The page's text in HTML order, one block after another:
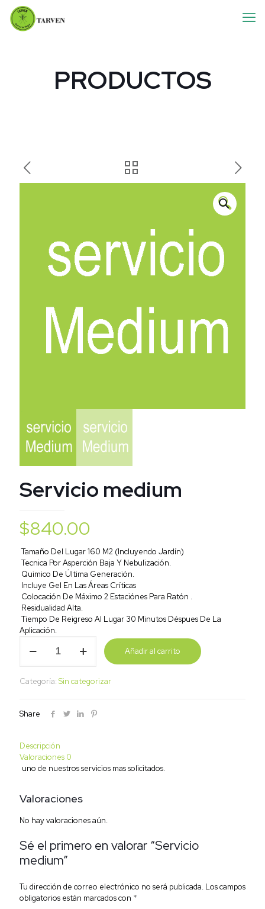
PRODUCTOS
🔍
Servicio medium
$840.00
Tamaño Del Lugar 160 M2 (Incluyendo Jardín)
Tecnica Por Asperción Baja Y Nebulización.
Quimico De Última Generación.
Incluye Gel En Las Áreas Críticas
Colocación De Máximo 2 Estaciónes Para Ratón .
Residualidad Alta.
Tiempo De Reigreso Al Lugar 30 Minutos Déspues De La
Aplicación.
medium
Añadir al carrito
Categoría: Sin categorizar
Share
Descripción
Valoraciones 0
uno de nuestros servicios mas solicitados.
Valoraciones
No hay valoraciones aún.
Sé el primero en valorar “Servicio
medium”
Tu dirección de correo electrónico no será publicada. Los campos
obligatorios están marcados con *